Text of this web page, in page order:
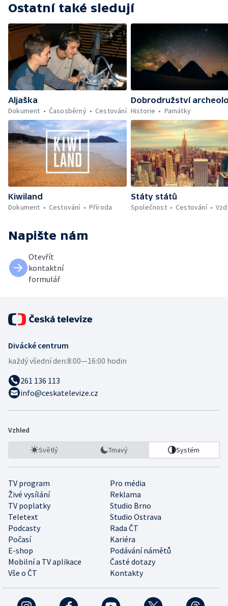
Ostatní také sledují
Aljaška
Dokument
Časosběrný Cestování
Dobrodružství
Historie
Památky
Kiwiland
Dokument
Cestování Příroda
Státy států
Společnost
Cestování
Napište nám
Otevřít
kontaktní
formulář
Divácké centrum
každý všední den:8:00—16:00 hodin
261 136 113
info@ceskatelevize.cz
Vzhled
Světlý Tmavý Systém
TV program
Pro média
Živé vysílání
Reklama
TV poplatky
Studio Brno
Teletext
Studio Ostrava
Podcasty
Rada ČT
Počasí
Kariéra
E-shop
Podávání námětů
Mobilní a TV aplikace
Časté dotazy
Vše o ČT
Kontakty